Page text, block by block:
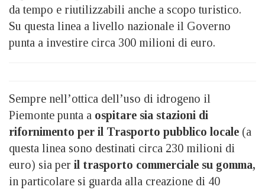
da tempo e riutilizzabili anche a scopo turistico.
Su questa linea a livello nazionale il Governo
punta a investire circa 300 milioni di euro.
Sempre nell’ottica dell’uso di idrogeno il
Piemonte punta a ospitare sia stazioni di
rifornimento per il Trasporto pubblico locale (a
questa linea sono destinati circa 230 milioni di
euro) sia per il trasporto commerciale su gomma,
in particolare si guarda alla creazione di 40